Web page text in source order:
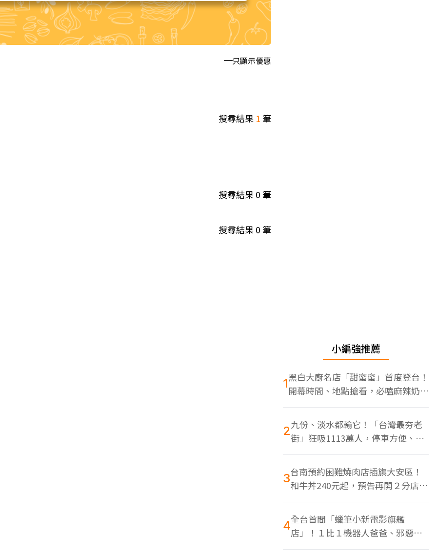
只顯示優惠
搜尋結果 1筆
搜尋結果0筆
搜尋結果0筆
小編強推薦
1黑白大廚名店「甜蜜蜜」首度登台！
開幕時間、地點搶看，必嗑麻辣奶油
蝦
2九份、淡水都輸它！「台灣最夯老
街」狂吸1113萬人，停車方便、特
色美食多
3台南預約困難燒肉店插旗大安區！
和牛丼240元起，預告再開２分店、
地點曝光
4全台首間「蠟筆小新電影旗艦
店」！１比１機器人爸爸、邪惡正
男，百款周邊買翻